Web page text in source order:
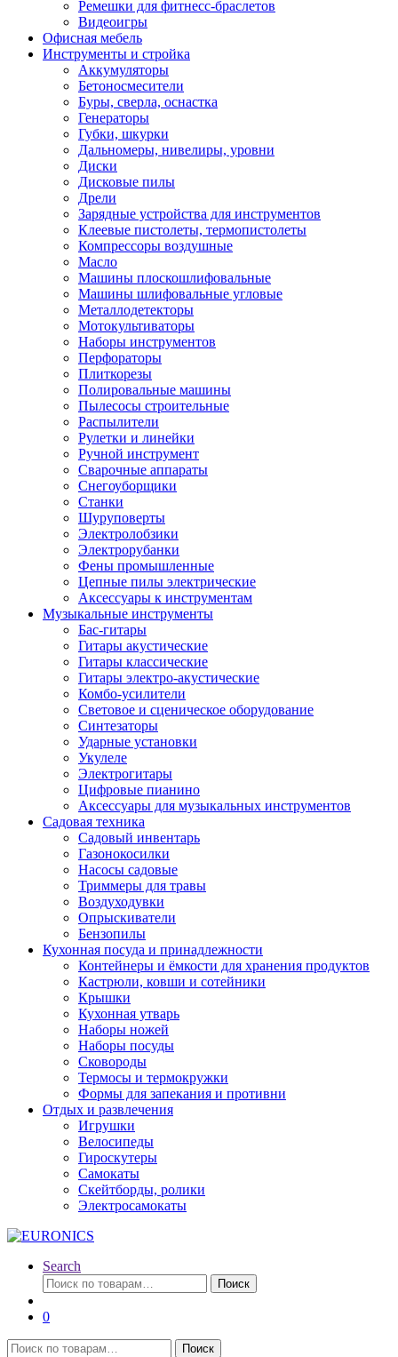
Ремешки для фитнесс-браслетов
Видеоигры
Офисная мебель
Инструменты и стройка
Аккумуляторы
Бетоносмесители
Буры, сверла, оснастка
Генераторы
Губки, шкурки
Дальномеры, нивелиры, уровни
Диски
Дисковые пилы
Дрели
Зарядные устройства для инструментов
Клеевые пистолеты, термопистолеты
Компрессоры воздушные
Масло
Машины плоскошлифовальные
Машины шлифовальные угловые
Металлодетекторы
Мотокультиваторы
Наборы инструментов
Перфораторы
Плиткорезы
Полировальные машины
Пылесосы строительные
Распылители
Рулетки и линейки
Ручной инструмент
Сварочные аппараты
Снегоуборщики
Станки
Шуруповерты
Электролобзики
Электрорубанки
Фены промышленные
Цепные пилы электрические
Аксессуары к инструментам
Музыкальные инструменты
Бас-гитары
Гитары акустические
Гитары классические
Гитары электро-акустические
Комбо-усилители
Световое и сценическое оборудование
Синтезаторы
Ударные установки
Укулеле
Электрогитары
Цифровые пианино
Аксессуары для музыкальных инструментов
Садовая техника
Садовый инвентарь
Газонокосилки
Насосы садовые
Триммеры для травы
Воздуходувки
Опрыскиватели
Бензопилы
Кухонная посуда и принадлежности
Контейнеры и ёмкости для хранения продуктов
Кастрюли, ковши и сотейники
Крышки
Кухонная утварь
Наборы ножей
Наборы посуды
Сковороды
Термосы и термокружки
Формы для запекания и противни
Отдых и развлечения
Игрушки
Велосипеды
Гироскутеры
Самокаты
Скейтборды, ролики
Электросамокаты
Search
Искать:
Поиск
0
Искать:
Поиск